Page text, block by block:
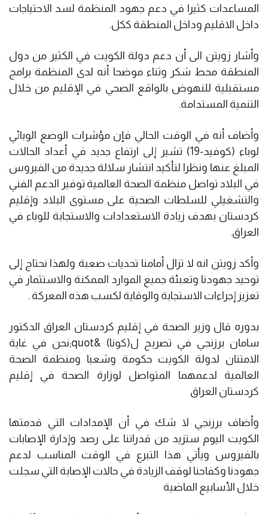
المساعدات كثيرا في دعم جهود المنظمة لسد الاحتياجات
داخل الاقليم وداخل المنطقة ككل.
وأشار زويتن الى أن دعم دولة الكويت في الكثير من دول
المنطقة محط شكر وثناء موضحا أنه لدى المنظمة برامج
مستقبلية للنهوض بالواقع الصحي في الإقليم من خلال
التنمية المستدامة.
وأضاف أنه في الوقت الحالي فإن مؤشرات الوضع الوبائي
لوباء (كوفيد-19) تشير إلى ارتفاع جديد في أعداد الحالات
المبلغ عنها ونظرا لتأكيد انتشار سلالة جديدة من الفيروس
في البلاد تواصل منظمة الصحة العالمية توفير الدعم الفني
والتشغيلي للسلطات الصحية على مستوى البلاد وإقليم
كردستان بهدف زيادة الاستعدادات والاستجابة للوباء في
العراق.
وأكد زويتن انه لا تزال أمامنا تحديات صعبة ولهذا نحتاج إلى
توحيد جهودنا وتعبئة جميع الموارد الممكنة والاستثمار في
تعزيز إجراءات الاستجابة والوقاية لكسب هذه المعركة .
بدوره قال وزير الصحة في إقليم كردستان العراق الدكتور
سامان برزنجي في تصريح ل(كونا) &quot;نحن في غاية
الامتنان لدولة الكويت حكومة وشعبا ومنظمة الصحة
العالمية لدعمهما المتواصل لوزارة الصحة في إقليم
كردستان العراق
وأضاف برزنجي لا شك في أن الإمدادات التي قدمتها
الكويت اليوم ستزيد من قدراتنا على رصد وإدارة الإصابات
بالفيروس ويأتي هذا التبرع في الوقت المناسب لدعم
جهودنا وكفاحنا لوقف الزيادة في حالات الإصابة التي سجلت
خلال الأسابيع الماضية